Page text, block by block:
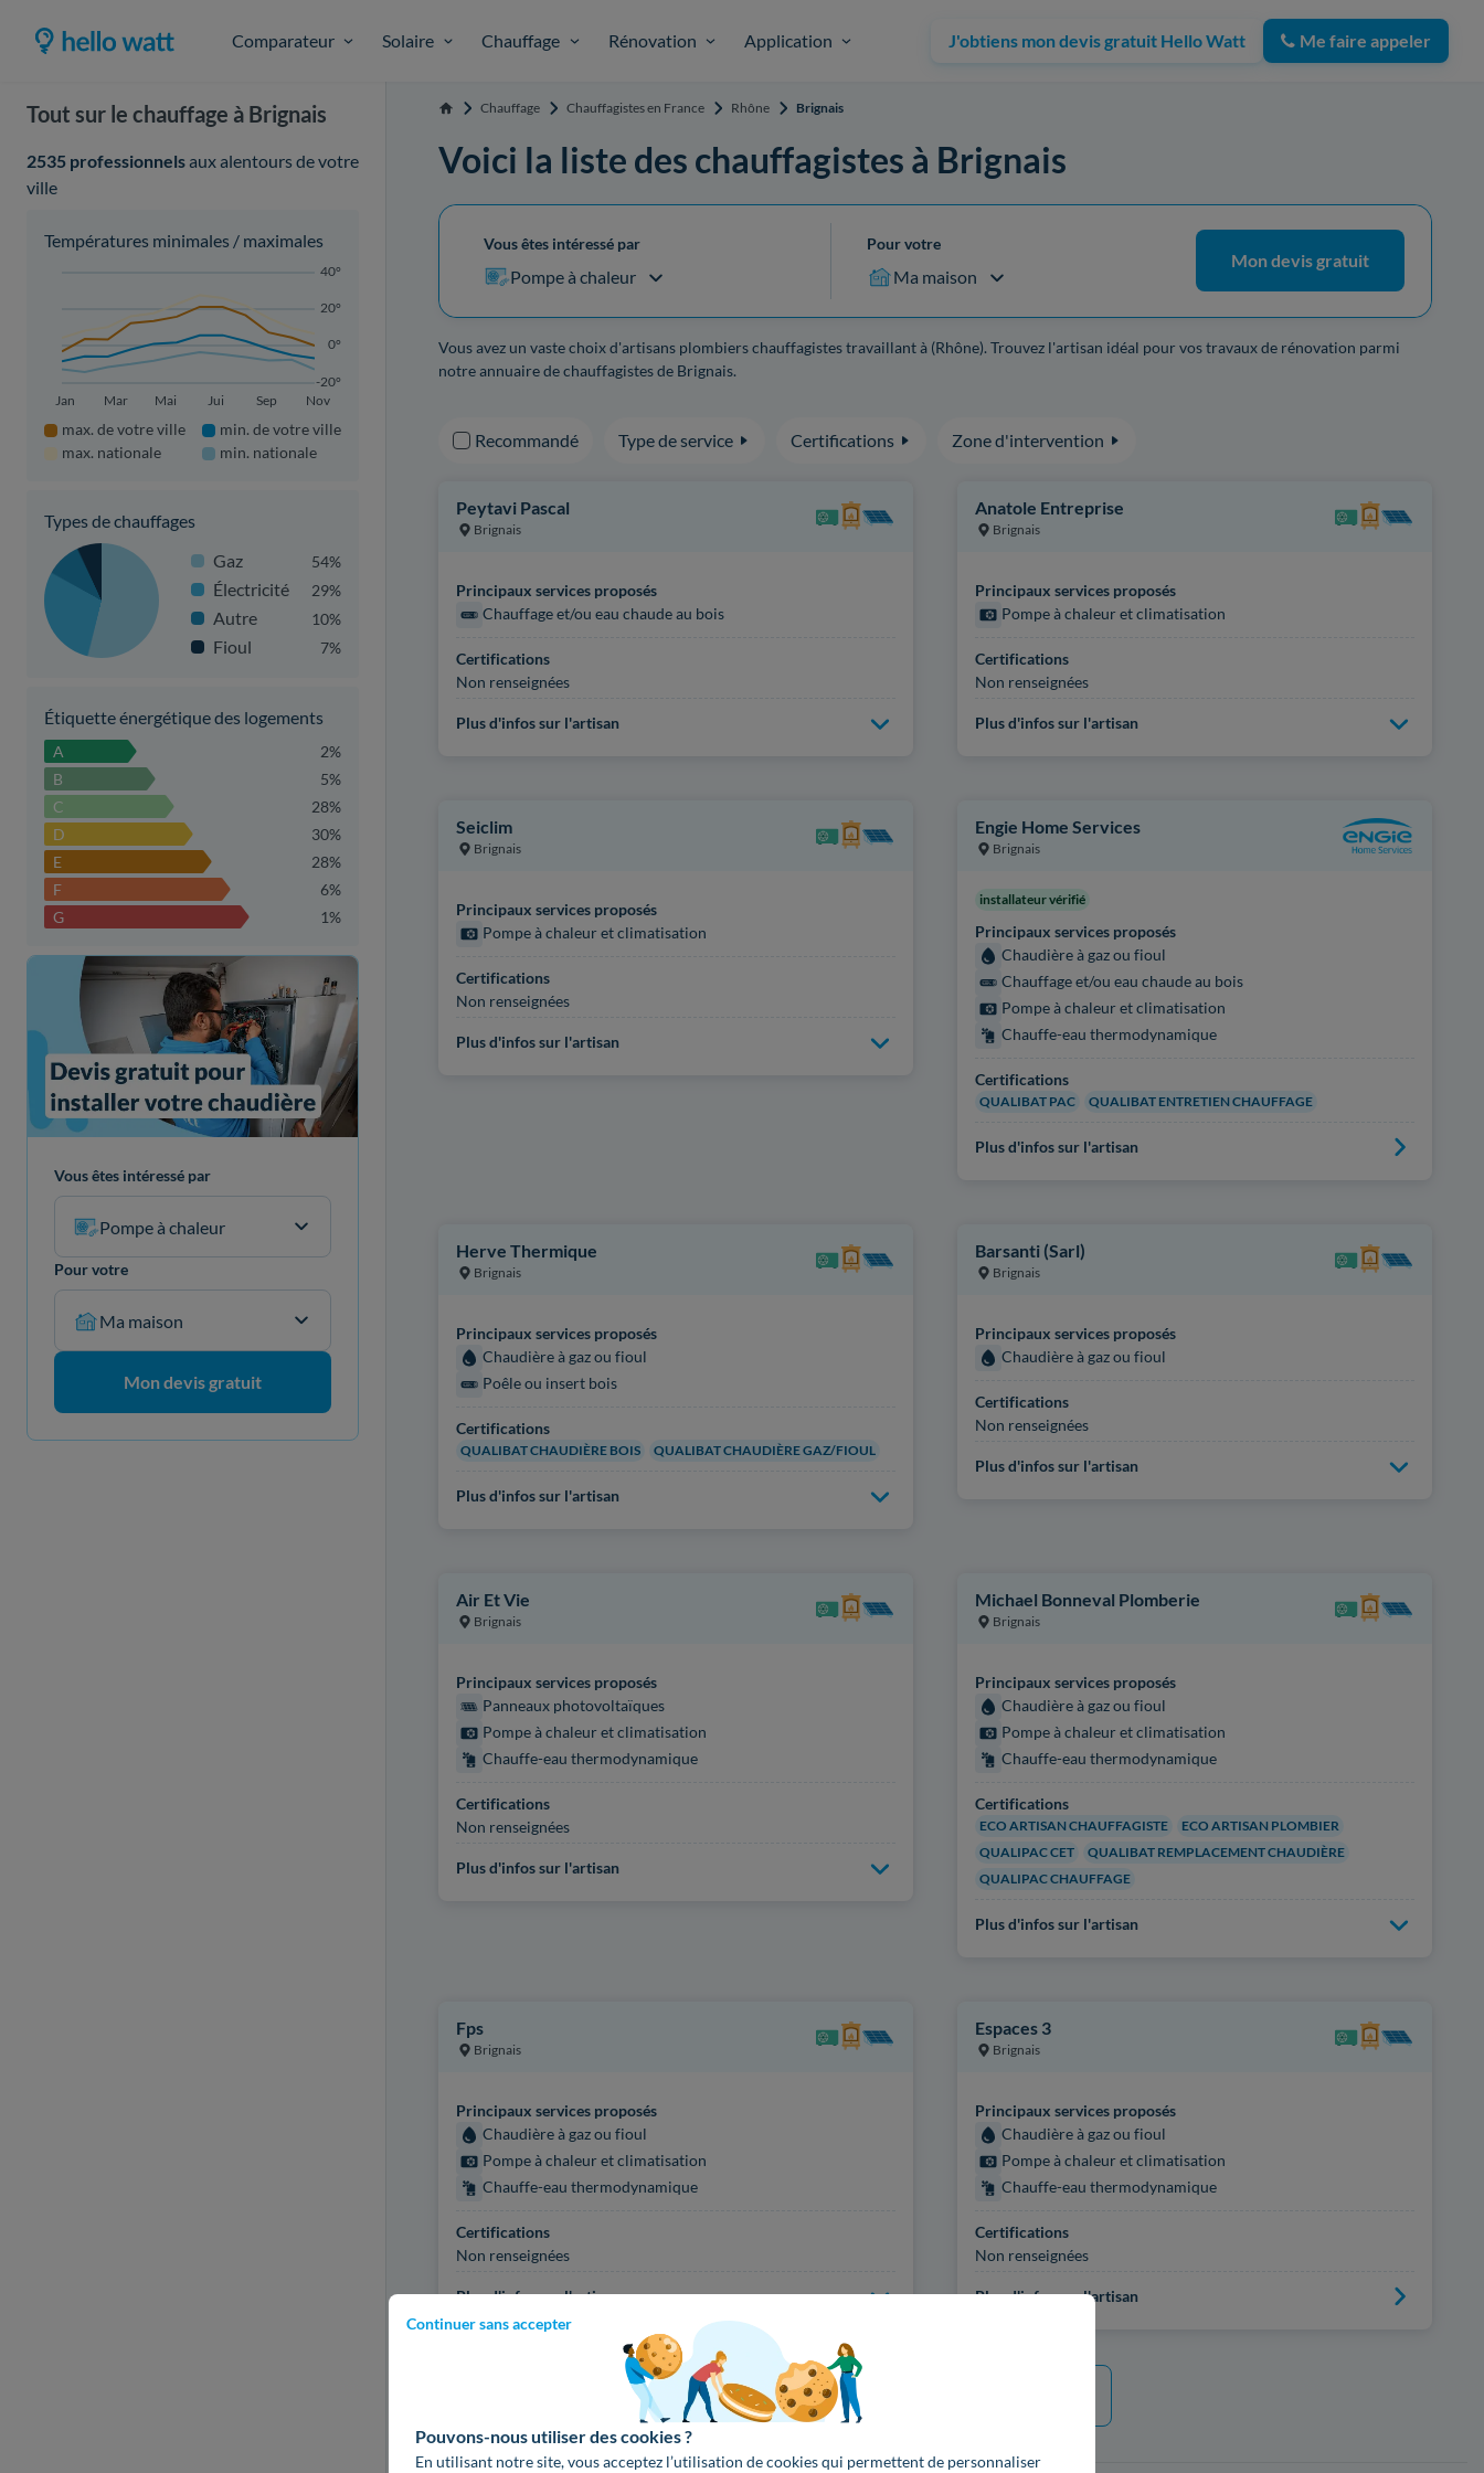
Comparateur Solaire Chauffage Rénovation Application J'obtiens mon devis gratuit Hello Watt Me faire appeler
Continuer sans accepter
Pouvons-nous utiliser des cookies ?
En utilisant notre site, vous acceptez l’utilisation de cookies qui permettent de personnaliser
Tout sur le chauffage à Brignais
2535 professionnelsaux alentours de votre
ville
Températures minimales / maximales
-20°
0°
20°
40°
Jan Mar Mai Jui Sep Nov
max. de votre ville
max. nationale
min. de votre ville
min. nationale
Types de chauffages
Gaz
54%
Électricité 29%
Autre 10%
Fioul 7%
Étiquette énergétique des logements
A
2%
B
5%
C
28%
D
30%
E
28%
F
6%
G
1%
Vous êtes intéressé par
Pompe à chaleur
Pour votre
Ma maison
Mon devis gratuit
Accueil Chauffage Chauffagistes en France Rhône Brignais
Voici la liste des chauffagistes à Brignais
Vous êtes intéressé par
Pompe à chaleur
Pour votre
Ma maison
Mon devis gratuit
Vous avez un vaste choix d'artisans plombiers chauffagistes travaillant à (Rhône). Trouvez l'artisan idéal pour vos travaux de rénovation parmi
notre annuaire de chauffagistes de Brignais.
Recommandé Type de service Certifications Zone d'intervention
Peytavi Pascal
Brignais
Principaux services proposés
Chauffage et/ou eau chaude au bois
Certifications
Non renseignées
Plus d'infos sur l'artisan
Anatole Entreprise
Brignais
Principaux services proposés
Pompe à chaleur et climatisation
Certifications
Non renseignées
Plus d'infos sur l'artisan
Seiclim
Brignais
Principaux services proposés
Pompe à chaleur et climatisation
Certifications
Non renseignées
Plus d'infos sur l'artisan
Engie Home Services
Brignais
installateur vérifié
Principaux services proposés
Chaudière à gaz ou fioul
Chauffage et/ou eau chaude au bois
Pompe à chaleur et climatisation
Chauffe-eau thermodynamique
Certifications
QUALIBAT PAC QUALIBAT ENTRETIEN CHAUFFAGE
Plus d'infos sur l'artisan
Herve Thermique
Brignais
Principaux services proposés
Chaudière à gaz ou fioul
Poêle ou insert bois
Certifications
QUALIBAT CHAUDIÈRE BOIS QUALIBAT CHAUDIÈRE GAZ/FIOUL
Plus d'infos sur l'artisan
Barsanti (Sarl)
Brignais
Principaux services proposés
Chaudière à gaz ou fioul
Certifications
Non renseignées
Plus d'infos sur l'artisan
Air Et Vie
Brignais
Principaux services proposés
Panneaux photovoltaïques
Pompe à chaleur et climatisation
Chauffe-eau thermodynamique
Certifications
Non renseignées
Plus d'infos sur l'artisan
Michael Bonneval Plomberie
Brignais
Principaux services proposés
Chaudière à gaz ou fioul
Pompe à chaleur et climatisation
Chauffe-eau thermodynamique
Certifications
ECO ARTISAN CHAUFFAGISTE
ECO ARTISAN PLOMBIER
QUALIPAC CET
QUALIBAT REMPLACEMENT CHAUDIÈRE
QUALIPAC CHAUFFAGE
Plus d'infos sur l'artisan
Fps
Brignais
Principaux services proposés
Chaudière à gaz ou fioul
Pompe à chaleur et climatisation
Chauffe-eau thermodynamique
Certifications
Non renseignées
Plus d'infos sur l'artisan
Espaces 3
Brignais
Principaux services proposés
Chaudière à gaz ou fioul
Pompe à chaleur et climatisation
Chauffe-eau thermodynamique
Certifications
Non renseignées
Plus d'infos sur l'artisan
Voir